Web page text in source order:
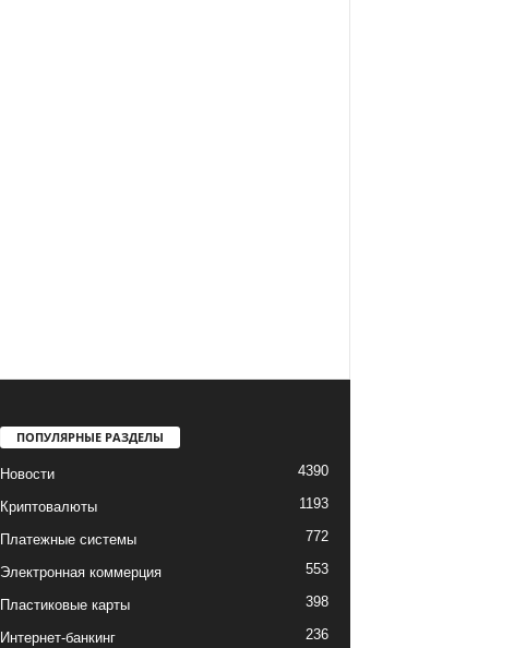
ПОПУЛЯРНЫЕ РАЗДЕЛЫ
Новости 4390
Криптовалюты 1193
Платежные системы 772
Электронная коммерция 553
Пластиковые карты 398
Интернет-банкинг 236